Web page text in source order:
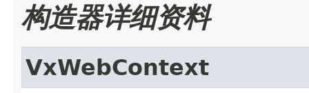
构造器详细资料
VxWebContext